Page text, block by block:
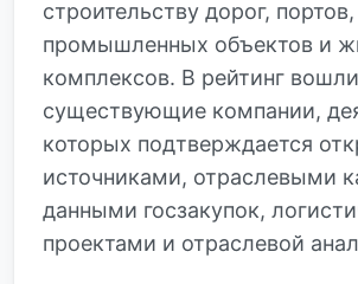
строительству дорог, портов,
промышленных объектов и
комплексов. В рейтинг
существующие компании,
которых подтверждается
источниками, отраслевыми
данными госзакупок,
проектами и отраслевой